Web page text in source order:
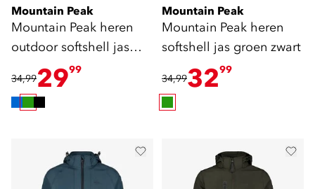
Mountain Peak
Mountain Peak heren
outdoor softshell jas
groen
34,992999
Mountain Peak
Mountain Peak heren
softshell jas groen zwart
34,993299